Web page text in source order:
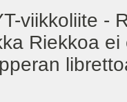
viikkoliite -
ei